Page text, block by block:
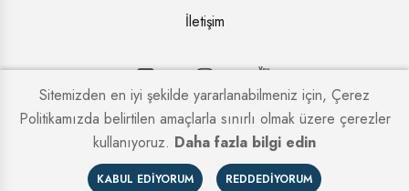
İletişim
Copyright © 2026. Tüm hakları saklıdır.Kapi Firmaları
Sitemizden en iyi şekilde yararlanabilmeniz için, Çerez
Politikamızda belirtilen amaçlarla sınırlı olmak üzere çerezler
kullanıyoruz. Daha fazla bilgi edin
KABUL EDIYORUM REDDEDIYORUM